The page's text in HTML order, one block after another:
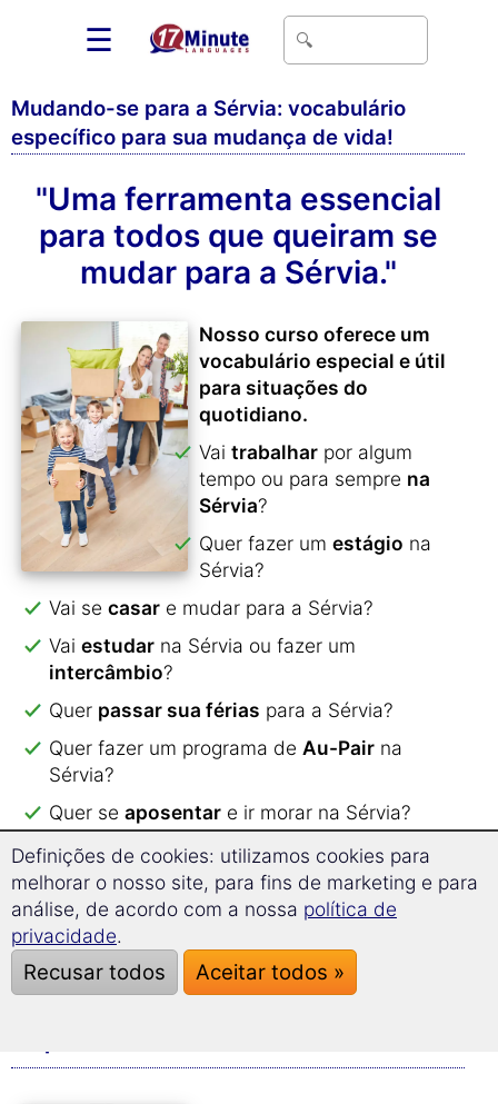
☰
Mudando-se para a Sérvia: vocabulário
específico para sua mudança de vida!
"Uma ferramenta essencial
para todos que queiram se
mudar para a Sérvia."
Nosso curso oferece um
vocabulário especial e útil
para situações do
quotidiano.
Vai trabalhar por algum
tempo ou para sempre na
Sérvia?
Quer fazer um estágio na
Sérvia?
Vai se casar e mudar para a Sérvia?
Vai estudar na Sérvia ou fazer um
intercâmbio?
Quer passar sua férias para a Sérvia?
Quer fazer um programa de Au-Pair na
Sérvia?
Quer se aposentar e ir morar na Sérvia?
Com o nosso curso você aprendemais de 2000
palavras e expressões.
Todo o conteúdo do curso foi dividido em temas
para otimizar o aprendizado.
Definições de cookies: utilizamos cookies para
melhorar o nosso site, para fins de marketing e para
análise, de acordo com a nossa política de
privacidade.
Recusar todos Aceitar todos »